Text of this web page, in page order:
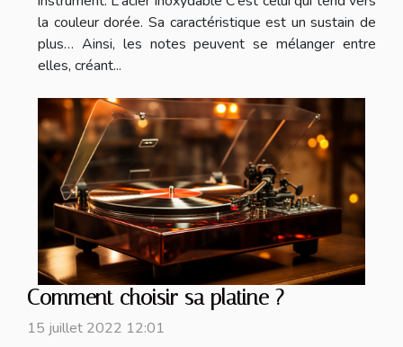
la couleur dorée. Sa caractéristique est un sustain de
plus… Ainsi, les notes peuvent se mélanger entre
elles, créant...
Comment choisir sa platine ?
15 juillet 2022 12:01